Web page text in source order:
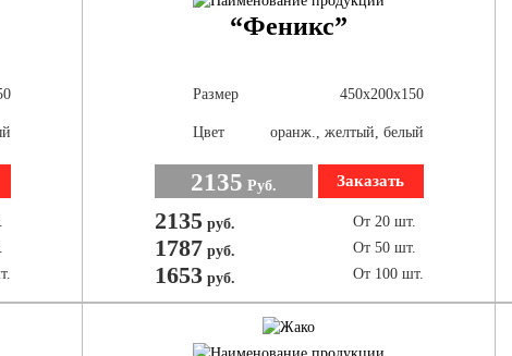
“Феникс”
Размер 450х200х150
Цвет оранж., желтый, белый
2135 Руб. Заказать
2135руб.
1787 руб.
1653руб.
От 20 шт.
От 50 шт.
От 100 шт.